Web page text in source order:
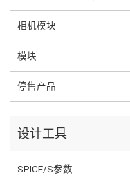
相机模块
模块
停售产品
设计工具
SPICE/S参数